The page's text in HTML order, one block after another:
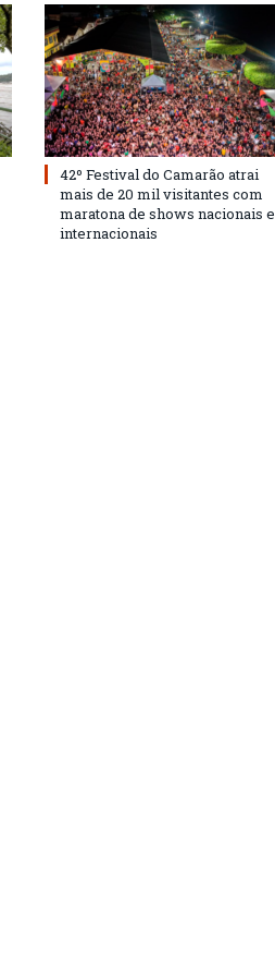
42º Festival do Camarão atrai
mais de 20 mil visitantes com
maratona de shows nacionais e
internacionais